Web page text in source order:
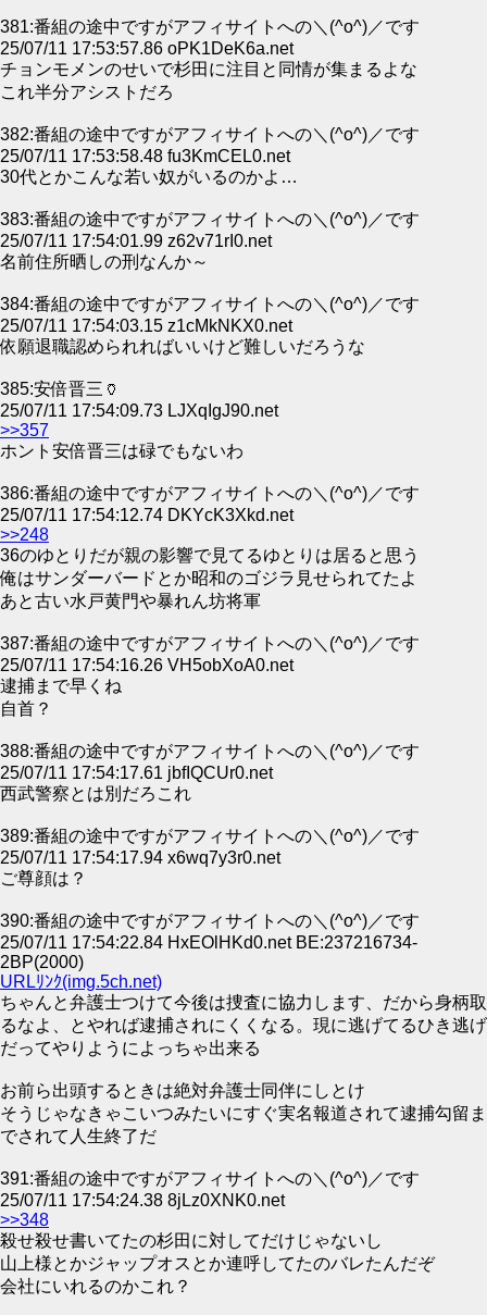
381:番組の途中ですがアフィサイトへの＼(^o^)／です
25/07/11 17:53:57.86 oPK1DeK6a.net
チョンモメンのせいで杉田に注目と同情が集まるよな
これ半分アシストだろ
382:番組の途中ですがアフィサイトへの＼(^o^)／です
25/07/11 17:53:58.48 fu3KmCEL0.net
30代とかこんな若い奴がいるのかよ…
383:番組の途中ですがアフィサイトへの＼(^o^)／です
25/07/11 17:54:01.99 z62v71rI0.net
名前住所晒しの刑なんか～
384:番組の途中ですがアフィサイトへの＼(^o^)／です
25/07/11 17:54:03.15 z1cMkNKX0.net
依願退職認められればいいけど難しいだろうな
385:安倍晋三🏺
25/07/11 17:54:09.73 LJXqIgJ90.net
>>357
ホント安倍晋三は碌でもないわ
386:番組の途中ですがアフィサイトへの＼(^o^)／です
25/07/11 17:54:12.74 DKYcK3Xkd.net
>>248
36のゆとりだが親の影響で見てるゆとりは居ると思う
俺はサンダーバードとか昭和のゴジラ見せられてたよ
あと古い水戸黄門や暴れん坊将軍
387:番組の途中ですがアフィサイトへの＼(^o^)／です
25/07/11 17:54:16.26 VH5obXoA0.net
逮捕まで早くね
自首？
388:番組の途中ですがアフィサイトへの＼(^o^)／です
25/07/11 17:54:17.61 jbfIQCUr0.net
西武警察とは別だろこれ
389:番組の途中ですがアフィサイトへの＼(^o^)／です
25/07/11 17:54:17.94 x6wq7y3r0.net
ご尊顔は？
390:番組の途中ですがアフィサイトへの＼(^o^)／です
25/07/11 17:54:22.84 HxEOlHKd0.net BE:237216734-
2BP(2000)
URLﾘﾝｸ(img.5ch.net)
ちゃんと弁護士つけて今後は捜査に協力します、だから身柄取
るなよ、とやれば逮捕されにくくなる。現に逃げてるひき逃げ
だってやりようによっちゃ出来る
お前ら出頭するときは絶対弁護士同伴にしとけ
そうじゃなきゃこいつみたいにすぐ実名報道されて逮捕勾留ま
でされて人生終了だ
391:番組の途中ですがアフィサイトへの＼(^o^)／です
25/07/11 17:54:24.38 8jLz0XNK0.net
>>348
殺せ殺せ書いてたの杉田に対してだけじゃないし
山上様とかジャップオスとか連呼してたのバレたんだぞ
会社にいれるのかこれ？